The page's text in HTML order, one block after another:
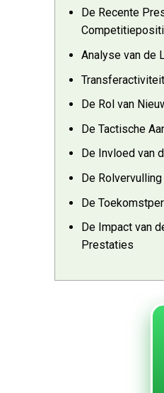
De Recente
Analyse van de
De Rol van
De Tactische
De Invloed van
De
De
De Impact van
Prestaties